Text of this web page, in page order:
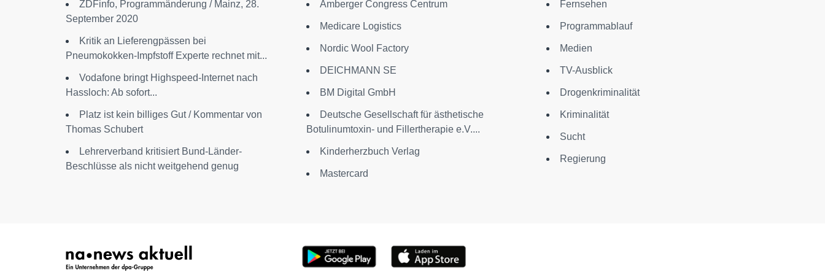
ZDFinfo, Programmänderung / Mainz, 28.
September 2020
Kritik an Lieferengpässen bei
Pneumokokken-Impfstoff Experte rechnet mit...
Vodafone bringt Highspeed-Internet nach
Hassloch: Ab sofort...
Platz ist kein billiges Gut / Kommentar von
Thomas Schubert
Lehrerverband kritisiert Bund-Länder-
Beschlüsse als nicht weitgehend genug
Amberger Congress Centrum
Medicare Logistics
Nordic Wool Factory
DEICHMANN SE
BM Digital GmbH
Deutsche Gesellschaft für ästhetische
Botulinumtoxin- und Fillertherapie e.V....
Kinderherzbuch Verlag
Mastercard
Fernsehen
Programmablauf
Medien
TV-Ausblick
Drogenkriminalität
Kriminalität
Sucht
Regierung